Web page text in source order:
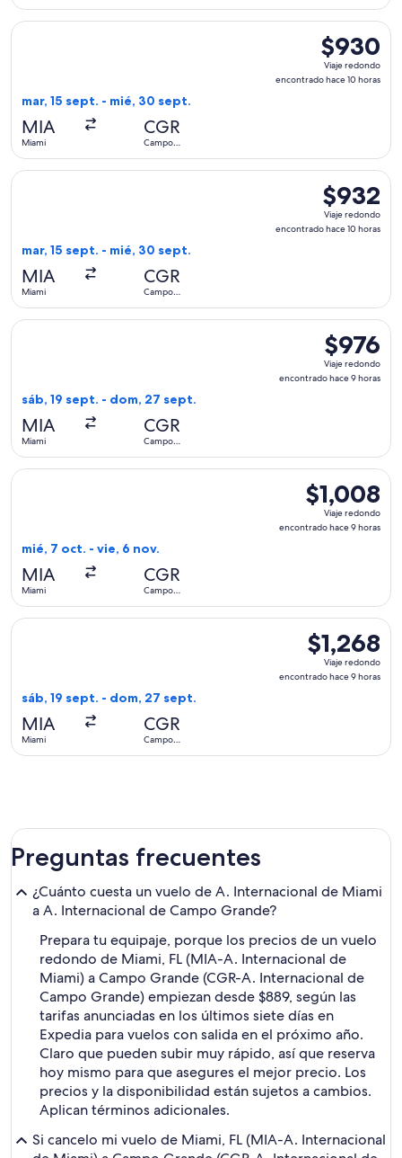
$930
Viaje
redondo,
$930
Viaje redondo
encontrado hace 10 horas
mar, 15 sept. - mié, 30 sept.
MIA
Miami
CGR
Campo
Seleccionar vuelo de GOL Linhas Aereas S.A., con salida
$932
Viaje
redondo,
$932
Viaje redondo
encontrado hace 10 horas
mar, 15 sept. - mié, 30 sept.
MIA
Miami
CGR
Campo
Seleccionar vuelo de GOL Linhas Aereas S.A., con salida
$976
Viaje
redondo,
$976
Viaje redondo
encontrado hace 9 horas
sáb, 19 sept. - dom, 27 sept.
MIA
Miami
CGR
Campo
Seleccionar vuelo de Copa, con salida el sáb, 19 sept.
$1,008
Viaje
redondo,
$1,008
Viaje redondo
encontrado hace 9 horas
mié, 7 oct. - vie, 6 nov.
MIA
Miami
CGR
Campo
Seleccionar vuelo de United, con salida el mié, 7 oct.
$1,268
Viaje
redondo,
$1,268
Viaje redondo
encontrado hace 9 horas
sáb, 19 sept. - dom, 27 sept.
MIA
Miami
CGR
Campo
Seleccionar vuelo de American Airlines, con salida el sáb,
Preguntas frecuentes
¿Cuánto cuesta un vuelo de A. Internacional de Miami
a A. Internacional de Campo Grande?
Prepara tu equipaje, porque los precios de un vuelo
redondo de Miami, FL (MIA-A. Internacional de
Miami) a Campo Grande (CGR-A. Internacional de
Campo Grande) empiezan desde $889, según las
tarifas anunciadas en los últimos siete días en
Expedia para vuelos con salida en el próximo año.
Claro que pueden subir muy rápido, así que reserva
hoy mismo para que asegures el mejor precio. Los
precios y la disponibilidad están sujetos a cambios.
Aplican términos adicionales.
Si cancelo mi vuelo de Miami, FL (MIA-A. Internacional